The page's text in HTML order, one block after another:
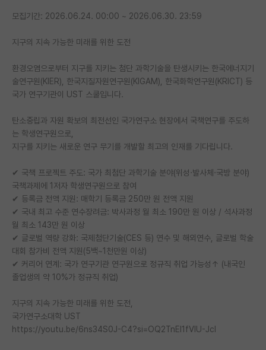
학술 정보 게시판
유학교육
반도체 아카데미
재팬라운지 🌸
모집기간: 2026.06.24. 00:00 ~ 2026.06.30. 23:59
지구의 지속 가능한 미래를 위한 도전
환경오염으로부터 지구를 지키는 첨단 과학기술을 탄생시키는 한국에너지기
술연구원(KIER), 한국지질자원연구원(KIGAM), 한국화학연구원(KRICT) 등
국가 연구기관이 UST 스쿨입니다.
탄소중립과 자원 확보의 최전선인 국가연구소 현장에서 국책연구를 주도하
는 학생연구원으로,
지구를 지키는 새로운 연구 무기를 개발할 최고의 인재를 기다립니다.
✔ 국책 프로젝트 주도: 국가 최첨단 과학기술 분야(위성·발사체·국방 분야)
국책과제에 1저자 학생연구원으로 참여
✔ 등록금 전액 지원: 매학기 등록금 250만 원 전액 지원
✔ 국내 최고 수준 연수장려금: 박사과정 월 최소 190만 원 이상 / 석사과정
월 최소 143만 원 이상
✔ 글로벌 역량 강화: 국제첨단기술(CES 등) 연수 및 해외연수, 글로벌 학술
대회 참가비 전액 지원(5백~1천만원 이상)
✔ 커리어 연계: 국가 연구기관 연구원으로 정규직 취업 가능성↑ (내국인
졸업생의 약 10%가 정규직 취업)
지구의 지속 가능한 미래를 위한 도전,
국가연구소대학 UST
https://youtu.be/6ns34S0J-C4?si=OQ2TnEI1fVIU-JcI